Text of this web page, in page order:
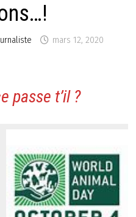
mars 12, 2020
passe t’il ?